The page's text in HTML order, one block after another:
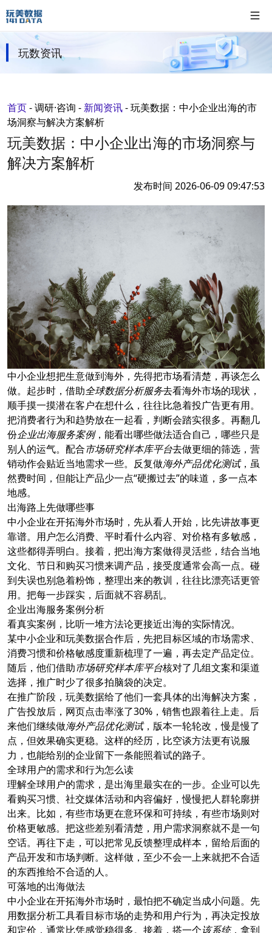
玩数资讯
首页-调研·咨询 - 新闻资讯-玩美数据：中小企业出海的市
场洞察与解决方案解析
玩美数据：中小企业出海的市场洞察与
解决方案解析
发布时间 2026-06-09 09:47:53
中小企业想把生意做到海外，先得把市场看清楚，再谈怎么
做。起步时，借助全球数据分析服务去看海外市场的现状，
顺手摸一摸潜在客户在想什么，往往比急着投广告更有用。
把消费者行为和趋势放在一起看，判断会踏实很多。再翻几
份企业出海服务案例，能看出哪些做法适合自己，哪些只是
别人的运气。配合市场研究样本库平台去做更细的筛选，营
销动作会贴近当地需求一些。反复做海外产品优化测试，虽
然费时间，但能让产品少一点“硬搬过去”的味道，多一点本
地感。
出海路上先做哪些事
中小企业在开拓海外市场时，先从看人开始，比先讲故事更
靠谱。用户怎么消费、平时看什么内容、对价格有多敏感，
这些都得弄明白。接着，把出海方案做得灵活些，结合当地
文化、节日和购买习惯来调产品，接受度通常会高一点。碰
到失误也别急着粉饰，整理出来的教训，往往比漂亮话更管
用。把每一步踩实，后面就不容易乱。
企业出海服务案例分析
看真实案例，比听一堆方法论更接近出海的实际情况。
某中小企业和玩美数据合作后，先把目标区域的市场需求、
消费习惯和价格敏感度重新梳理了一遍，再去定产品定位。
随后，他们借助市场研究样本库平台核对了几组文案和渠道
选择，推广时少了很多拍脑袋的决定。
在推广阶段，玩美数据给了他们一套具体的出海解决方案，
广告投放后，网页点击率涨了30%，销售也跟着往上走。后
来他们继续做海外产品优化测试，版本一轮轮改，慢是慢了
点，但效果确实更稳。这样的经历，比空谈方法更有说服
力，也能给别的企业留下一条能照着试的路子。
全球用户的需求和行为怎么读
理解全球用户的需求，是出海里最实在的一步。企业可以先
看购买习惯、社交媒体活动和内容偏好，慢慢把人群轮廓拼
出来。比如，有些市场更在意环保和可持续，有些市场则对
价格更敏感。把这些差别看清楚，用户需求洞察就不是一句
空话。再往下走，可以把常见反馈整理成样本，留给后面的
产品开发和市场判断。这样做，至少不会一上来就把不合适
的东西推给不合适的人。
可落地的出海做法
中小企业在开拓海外市场时，最怕把不确定当成小问题。先
用数据分析工具看目标市场的走势和用户行为，再决定投放
和定价，通常比凭感觉稳得多。接着，搭一个该系统，拿到